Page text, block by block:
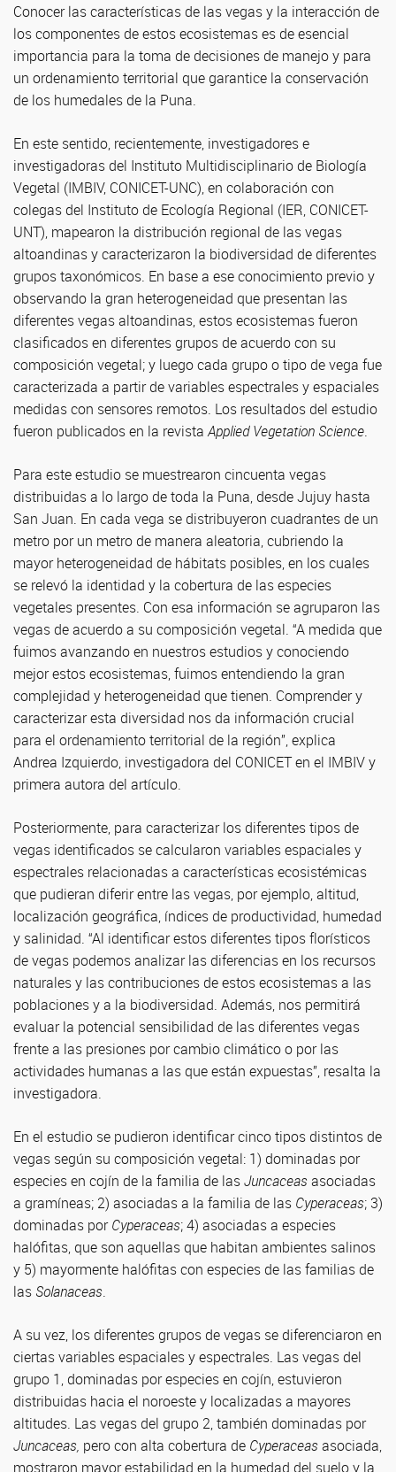
Conocer las características de las vegas y la interacción de
los componentes de estos ecosistemas es de esencial
importancia para la toma de decisiones de manejo y para
un ordenamiento territorial que garantice la conservación
de los humedales de la Puna.
En este sentido, recientemente, investigadores e
investigadoras del Instituto Multidisciplinario de Biología
Vegetal (IMBIV, CONICET-UNC), en colaboración con
colegas del Instituto de Ecología Regional (IER, CONICET-
UNT), mapearon la distribución regional de las vegas
altoandinas y caracterizaron la biodiversidad de diferentes
grupos taxonómicos. En base a ese conocimiento previo y
observando la gran heterogeneidad que presentan las
diferentes vegas altoandinas, estos ecosistemas fueron
clasificados en diferentes grupos de acuerdo con su
composición vegetal; y luego cada grupo o tipo de vega fue
caracterizada a partir de variables espectrales y espaciales
medidas con sensores remotos. Los resultados del estudio
fueron publicados en la revistaApplied Vegetation Science.
Para este estudio se muestrearon cincuenta vegas
distribuidas a lo largo de toda la Puna, desde Jujuy hasta
San Juan. En cada vega se distribuyeron cuadrantes de un
metro por un metro de manera aleatoria, cubriendo la
mayor heterogeneidad de hábitats posibles, en los cuales
se relevó la identidad y la cobertura de las especies
vegetales presentes. Con esa información se agruparon las
vegas de acuerdo a su composición vegetal. “A medida que
fuimos avanzando en nuestros estudios y conociendo
mejor estos ecosistemas, fuimos entendiendo la gran
complejidad y heterogeneidad que tienen. Comprender y
caracterizar esta diversidad nos da información crucial
para el ordenamiento territorial de la región”, explica
Andrea Izquierdo, investigadora del CONICET en el IMBIV y
primera autora del artículo.
Posteriormente, para caracterizar los diferentes tipos de
vegas identificados se calcularon variables espaciales y
espectrales relacionadas a características ecosistémicas
que pudieran diferir entre las vegas, por ejemplo, altitud,
localización geográfica, índices de productividad, humedad
y salinidad. “Al identificar estos diferentes tipos florísticos
de vegas podemos analizar las diferencias en los recursos
naturales y las contribuciones de estos ecosistemas a las
poblaciones y a la biodiversidad. Además, nos permitirá
evaluar la potencial sensibilidad de las diferentes vegas
frente a las presiones por cambio climático o por las
actividades humanas a las que están expuestas”, resalta la
investigadora.
En el estudio se pudieron identificar cinco tipos distintos de
vegas según su composición vegetal: 1) dominadas por
especies en cojín de la familia de lasJuncaceasasociadas
a gramíneas; 2) asociadas a la familia de las Cyperaceas; 3)
dominadas porCyperaceas; 4) asociadas a especies
halófitas, que son aquellas que habitan ambientes salinos
y 5) mayormente halófitas con especies de las familias de
las Solanaceas.
A su vez, los diferentes grupos de vegas se diferenciaron en
ciertas variables espaciales y espectrales. Las vegas del
grupo 1, dominadas por especies en cojín, estuvieron
distribuidas hacia el noroeste y localizadas a mayores
altitudes. Las vegas del grupo 2, también dominadas por
Juncaceas, pero con alta cobertura de Cyperaceasasociada,
mostraron mayor estabilidad en la humedad del suelo y la